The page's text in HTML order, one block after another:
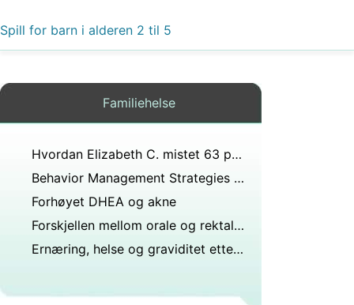
Spill for barn i alderen 2 til 5
Familiehelse
Hvordan Elizabeth C. mistet 63 pund etter å ha slått kreft til forkrøpet
Behavior Management Strategies for Children
Forhøyet DHEA og akne
Forskjellen mellom orale og rektale termometre
Ernæring, helse og graviditet etter alderen 40